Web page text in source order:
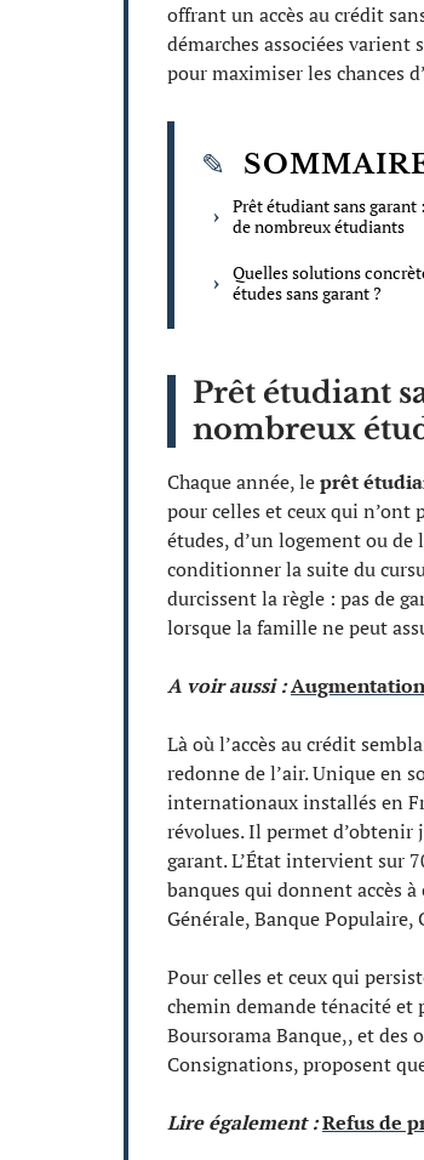
offrant un accès au crédit
démarches associées
pour maximiser les chances
Prêt étudiant sans
de nombreux étudiants
Quelles solutions
études sans garant ?
Prêt étudiant
nombreux
Chaque année, leprêt
pour celles et ceux qui
études, d’un logement ou de
conditionner la suite du
durcissent la règle : pas de
lorsque la famille ne peut
A voir aussi :
Là où l’accès au crédit
redonne de l’air. Unique en
internationaux installés en
révolues. Il permet d’obtenir
garant. L’État intervient sur
banques qui donnent accès
Générale, Banque Populaire,
Pour celles et ceux qui
chemin demande ténacité et
Boursorama Banque,, et des
Consignations, proposent
Lire également :Refus de